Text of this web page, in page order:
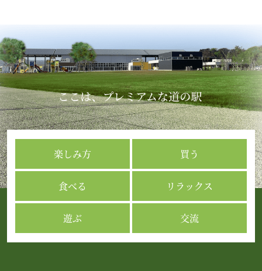
楽しみ方 買う
食べる リラックス
遊ぶ 交流